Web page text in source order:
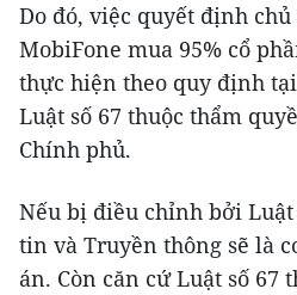
Do đó, việc quyết định
MobiFone mua 95% cổ
thực hiện theo quy định
Luật số 67 thuộc thẩm
Chính phủ.
Nếu bị điều chỉnh bởi Luật
tin và Truyền thông sẽ là
án. Còn căn cứ Luật số